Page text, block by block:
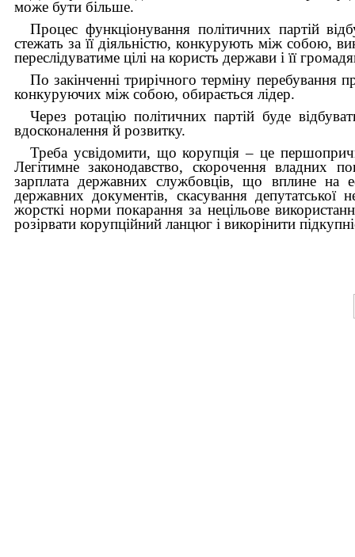
може бути більше.
Процес функціонування політичних партій
стежать за її діяльністю, конкурують між собою,
переслідуватиме цілі на користь держави і її
По закінченні трирічного терміну перебування
конкуруючих між собою, обирається лідер.
Через ротацію політичних партій буде
вдосконалення й розвитку.
Треба усвідомити, що корупція – це
Легітимне законодавство, скорочення владних
зарплата державних службовців, що вплине на
державних документів, скасування депутатської
жорсткі норми покарання за нецільове
розірвати корупційний ланцюг і викорінити